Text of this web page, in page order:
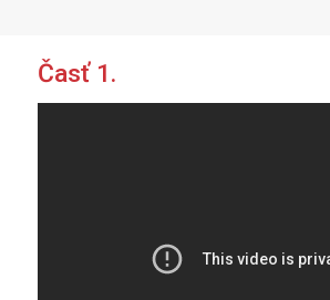
Časť 1.